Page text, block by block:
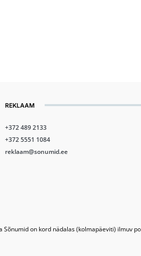
REKLAAM
+372 489 2133
+372 5551 1084
reklaam@sonumid.ee
Sõnumid on kord nädalas (kolmapäeviti) ilmuv